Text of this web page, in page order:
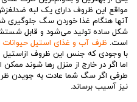
مواقع این ظروف دارای یک لبه
آنها هنگام غذا خوردن سگ
شکل ساده تولید می‌شود و قابل
است. ظرف آب و غذای استیل حیوانات
با وجودی که جنس این ظروف ازاستیل
اما اگر در خارج از منزل رها شوند
طرفی اگر سگ شما عادت به جویدن
نیز آسیب برساند.